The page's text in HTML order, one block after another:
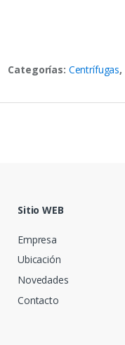
Categorías: Centrífugas,
Sitio WEB
Empresa
Ubicación
Novedades
Contacto